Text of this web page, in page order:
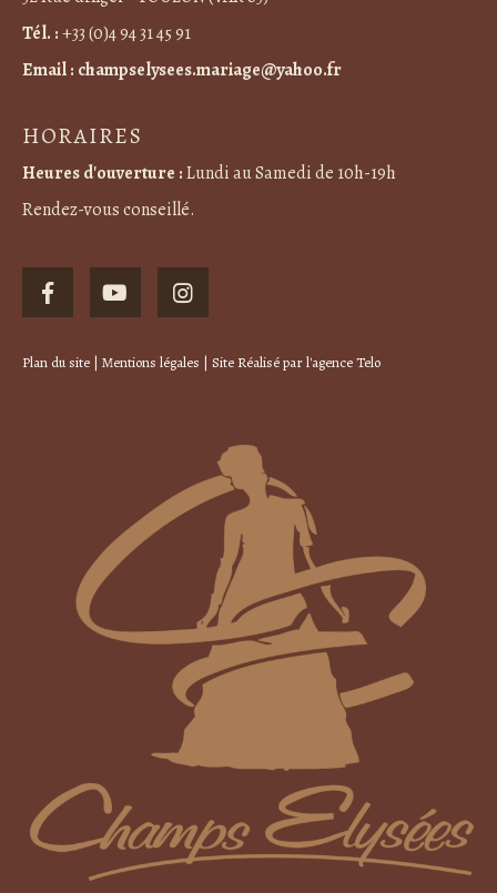
Tél. :+33 (0)4 94 31 45 91
Email : champselysees.mariage@yahoo.fr
HORAIRES
Heures d'ouverture :Lundi au Samedi de 10h-19h
Rendez-vous conseillé.
Plan du site | Mentions légales | Site Réalisé parl'agence Telo